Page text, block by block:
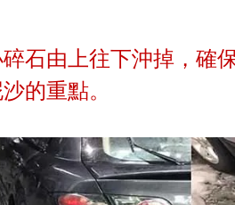
石由上往下沖掉，確
的重點。